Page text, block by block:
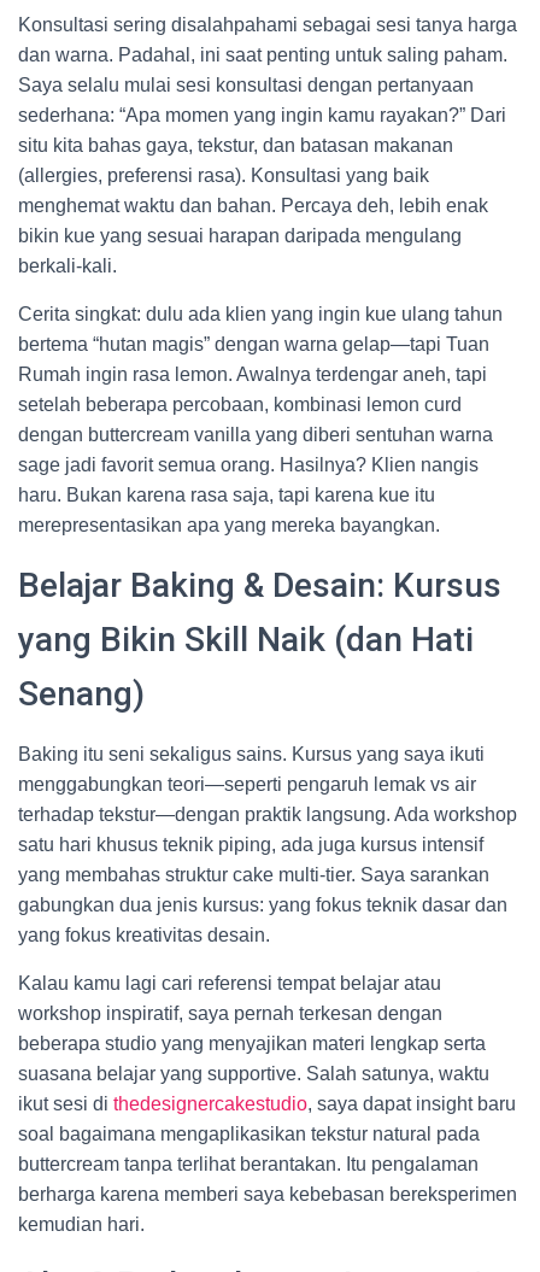
Konsultasi sering disalahpahami sebagai sesi tanya harga
dan warna. Padahal, ini saat penting untuk saling paham.
Saya selalu mulai sesi konsultasi dengan pertanyaan
sederhana: “Apa momen yang ingin kamu rayakan?” Dari
situ kita bahas gaya, tekstur, dan batasan makanan
(allergies, preferensi rasa). Konsultasi yang baik
menghemat waktu dan bahan. Percaya deh, lebih enak
bikin kue yang sesuai harapan daripada mengulang
berkali-kali.
Cerita singkat: dulu ada klien yang ingin kue ulang tahun
bertema “hutan magis” dengan warna gelap—tapi Tuan
Rumah ingin rasa lemon. Awalnya terdengar aneh, tapi
setelah beberapa percobaan, kombinasi lemon curd
dengan buttercream vanilla yang diberi sentuhan warna
sage jadi favorit semua orang. Hasilnya? Klien nangis
haru. Bukan karena rasa saja, tapi karena kue itu
merepresentasikan apa yang mereka bayangkan.
Belajar Baking & Desain: Kursus
yang Bikin Skill Naik (dan Hati
Senang)
Baking itu seni sekaligus sains. Kursus yang saya ikuti
menggabungkan teori—seperti pengaruh lemak vs air
terhadap tekstur—dengan praktik langsung. Ada workshop
satu hari khusus teknik piping, ada juga kursus intensif
yang membahas struktur cake multi-tier. Saya sarankan
gabungkan dua jenis kursus: yang fokus teknik dasar dan
yang fokus kreativitas desain.
Kalau kamu lagi cari referensi tempat belajar atau
workshop inspiratif, saya pernah terkesan dengan
beberapa studio yang menyajikan materi lengkap serta
suasana belajar yang supportive. Salah satunya, waktu
ikut sesi di thedesignercakestudio, saya dapat insight baru
soal bagaimana mengaplikasikan tekstur natural pada
buttercream tanpa terlihat berantakan. Itu pengalaman
berharga karena memberi saya kebebasan bereksperimen
kemudian hari.